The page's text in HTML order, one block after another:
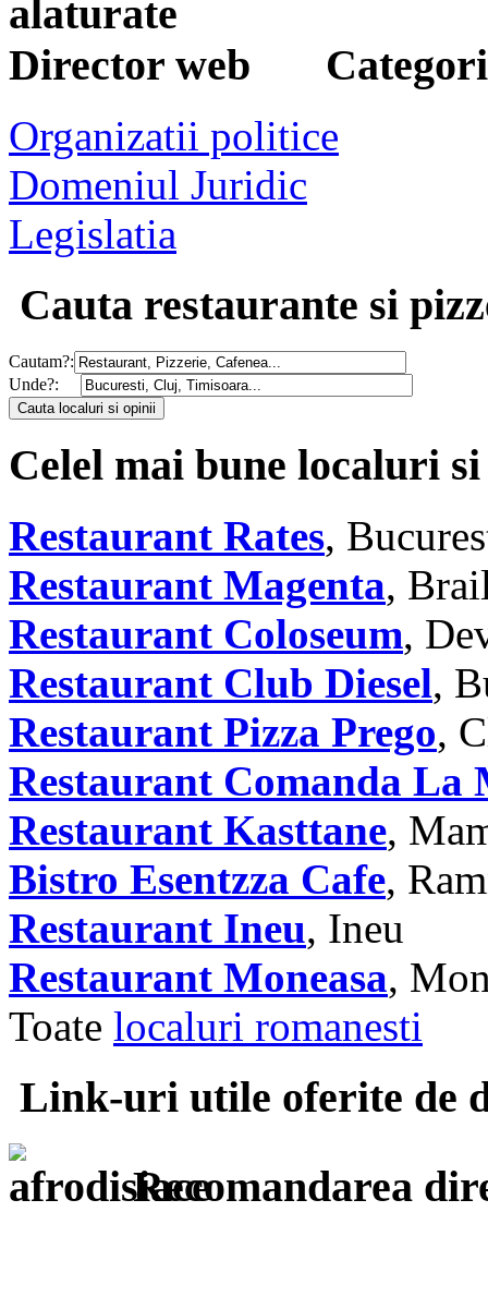
Organizatii politice
Domeniul Juridic
Legislatia
Cauta restaurante si
Cautam?:
Unde?:
Celel mai bune localuri
Restaurant Rates,
Restaurant Magenta,
Restaurant Coloseum,
Restaurant Club Diesel,
Restaurant Pizza Prego,
Restaurant Comanda La
Restaurant Kasttane,
Bistro Esentzza Cafe,
Restaurant Ineu, Ineu
Restaurant Moneasa,
Toate localuri romanesti
Link-uri utile oferite de
Recomandarea